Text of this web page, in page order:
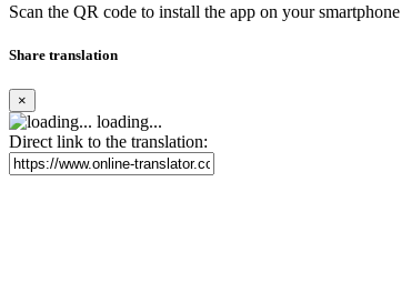
Scan the QR code to install the app on your smartphone
Share translation
×
loading...
Direct link to the translation: